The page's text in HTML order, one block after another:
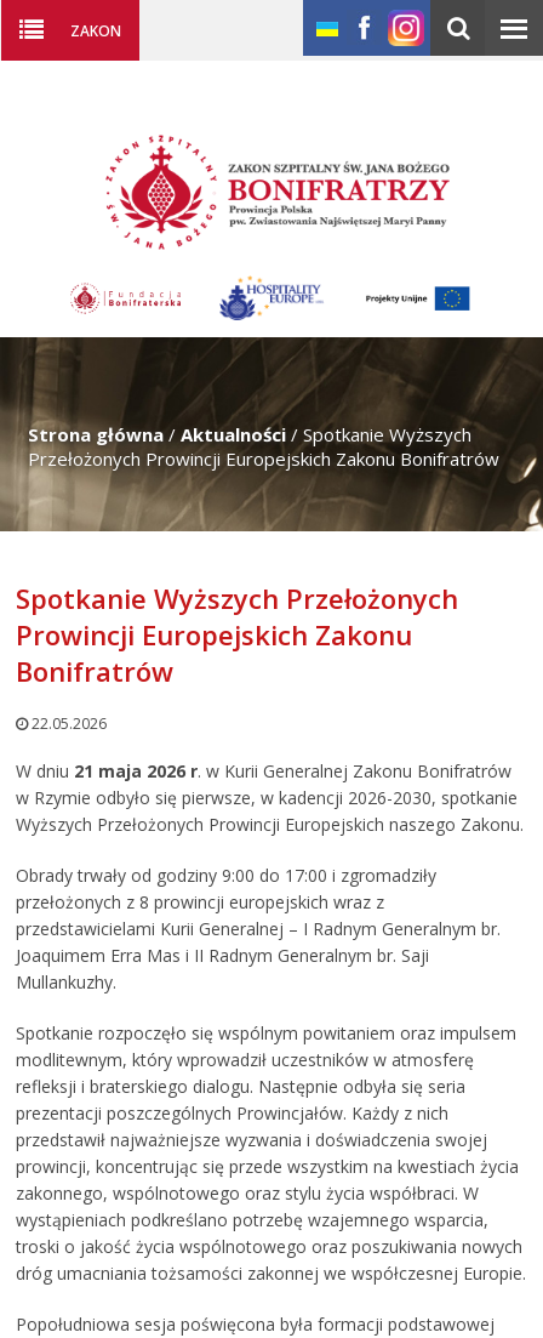
ZAKON
Strona główna /Aktualności /Spotkanie Wyższych
Przełożonych Prowincji Europejskich Zakonu Bonifratrów
Spotkanie Wyższych Przełożonych
Prowincji Europejskich Zakonu
Bonifratrów
22.05.2026
W dniu 21 maja 2026 r. w Kurii Generalnej Zakonu Bonifratrów
w Rzymie odbyło się pierwsze, w kadencji 2026-2030, spotkanie
Wyższych Przełożonych Prowincji Europejskich naszego Zakonu.
Obrady trwały od godziny 9:00 do 17:00 i zgromadziły
przełożonych z 8 prowincji europejskich wraz z
przedstawicielami Kurii Generalnej – I Radnym Generalnym br.
Joaquimem Erra Mas i II Radnym Generalnym br. Saji
Mullankuzhy.
Spotkanie rozpoczęło się wspólnym powitaniem oraz impulsem
modlitewnym, który wprowadził uczestników w atmosferę
refleksji i braterskiego dialogu. Następnie odbyła się seria
prezentacji poszczególnych Prowincjałów. Każdy z nich
przedstawił najważniejsze wyzwania i doświadczenia swojej
prowincji, koncentrując się przede wszystkim na kwestiach życia
zakonnego, wspólnotowego oraz stylu życia współbraci. W
wystąpieniach podkreślano potrzebę wzajemnego wsparcia,
troski o jakość życia wspólnotowego oraz poszukiwania nowych
dróg umacniania tożsamości zakonnej we współczesnej Europie.
Popołudniowa sesja poświęcona była formacji podstawowej